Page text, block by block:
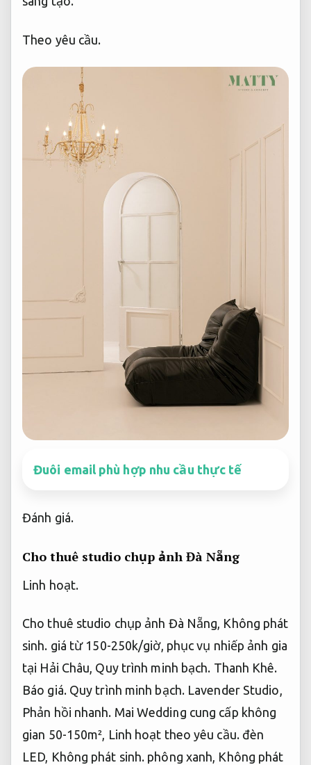
Theo yêu cầu.
Đuôi email phù hợp nhu cầu thực tế
Đánh giá.
Cho thuê studio chụp ảnh Đà Nẵng
Linh hoạt.
Cho thuê studio chụp ảnh Đà Nẵng, Không phát
sinh. giá từ 150-250k/giờ, phục vụ nhiếp ảnh gia
tại Hải Châu, Quy trình minh bạch. Thanh Khê.
Báo giá. Quy trình minh bạch.Lavender Studio,
Phản hồi nhanh. Mai Wedding cung cấp không
gian 50-150m², Linh hoạt theo yêu cầu.đèn
LED, Không phát sinh. phông xanh, Không phát